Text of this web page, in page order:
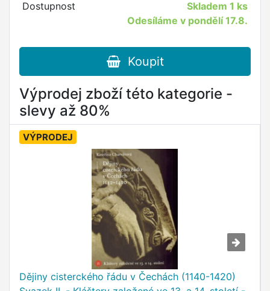
Dostupnost Skladem1 ks
Odesíláme v pondělí 17.8.
Koupit
Výprodej zboží této kategorie -
slevy až 80%
VÝPRODEJ
Dějiny cisterckého řádu v Čechách (1140-1420)